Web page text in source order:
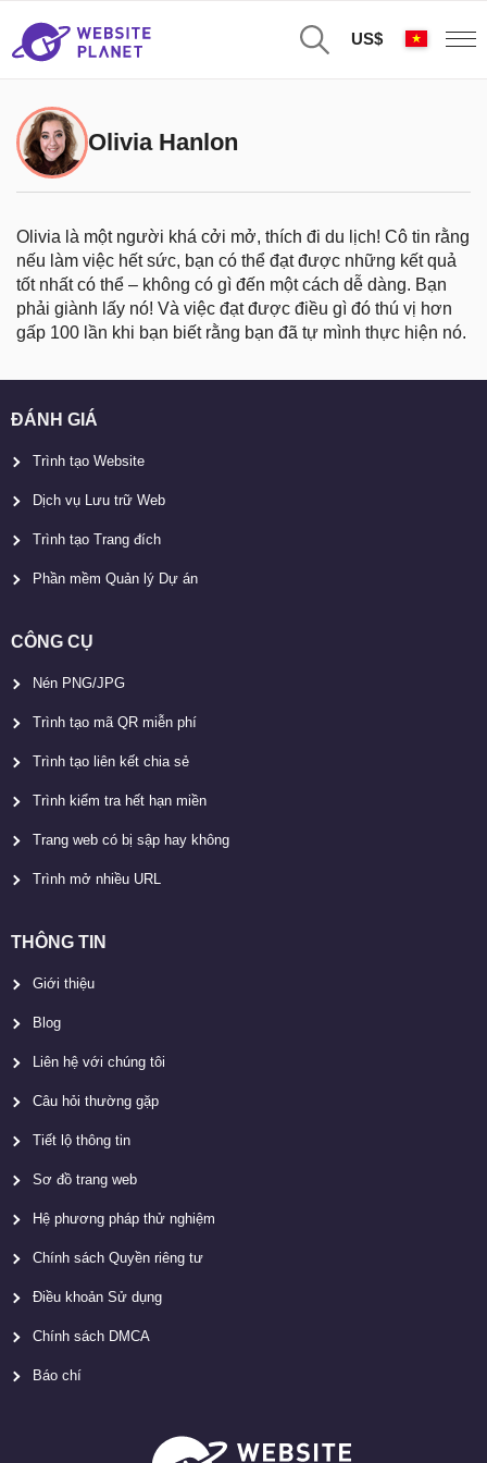
US$
Olivia Hanlon
Olivia là một người khá cởi mở, thích đi du lịch! Cô tin rằng
nếu làm việc hết sức, bạn có thể đạt được những kết quả
tốt nhất có thể – không có gì đến một cách dễ dàng. Bạn
phải giành lấy nó! Và việc đạt được điều gì đó thú vị hơn
gấp 100 lần khi bạn biết rằng bạn đã tự mình thực hiện nó.
ĐÁNH GIÁ
Trình tạo Website
Dịch vụ Lưu trữ Web
Trình tạo Trang đích
Phần mềm Quản lý Dự án
CÔNG CỤ
Nén PNG/JPG
Trình tạo mã QR miễn phí
Trình tạo liên kết chia sẻ
Trình kiểm tra hết hạn miền
Trang web có bị sập hay không
Trình mở nhiều URL
THÔNG TIN
Giới thiệu
Blog
Liên hệ với chúng tôi
Câu hỏi thường gặp
Tiết lộ thông tin
Sơ đồ trang web
Hệ phương pháp thử nghiệm
Chính sách Quyền riêng tư
Điều khoản Sử dụng
Chính sách DMCA
Báo chí